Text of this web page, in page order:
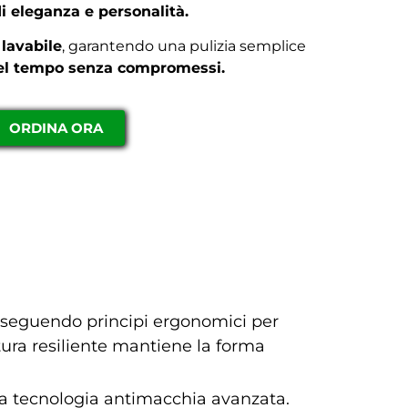
eleganza e personalità.
, garantendo una pulizia semplice
tempo senza compromessi.
ORDINA ORA
principi ergonomici per
resiliente mantiene la forma
tecnologia antimacchia avanzata.